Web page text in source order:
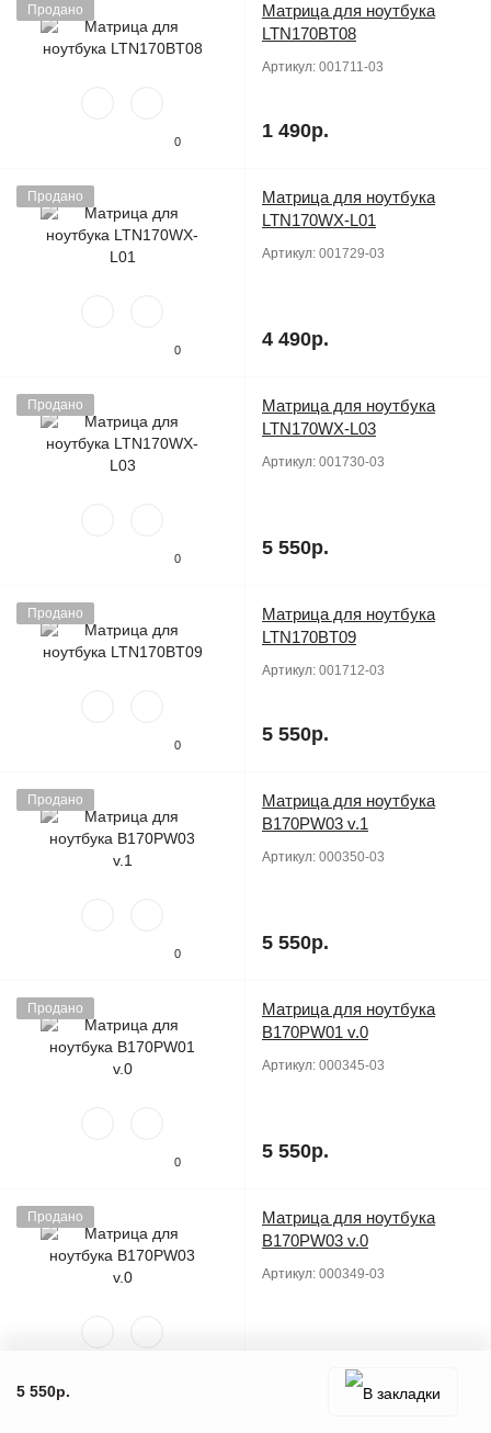
Продано
0
Матрица для ноутбука
LTN170BT08
Артикул: 001711-03
1 490р.
Продано
0
Матрица для ноутбука
LTN170WX-L01
Артикул: 001729-03
4 490р.
Продано
0
Матрица для ноутбука
LTN170WX-L03
Артикул: 001730-03
5 550р.
Продано
0
Матрица для ноутбука
LTN170BT09
Артикул: 001712-03
5 550р.
Продано
0
Матрица для ноутбука
B170PW03 v.1
Артикул: 000350-03
5 550р.
Продано
0
Матрица для ноутбука
B170PW01 v.0
Артикул: 000345-03
5 550р.
Продано
Матрица для ноутбука
B170PW03 v.0
Артикул: 000349-03
5 550р.